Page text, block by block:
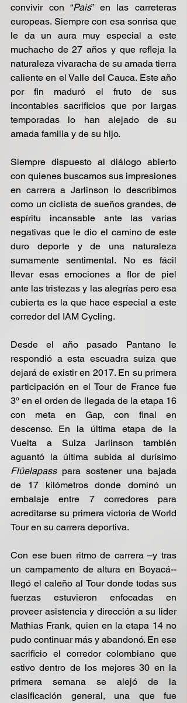
convivir con “Pais” en las carreteras
europeas. Siempre con esa sonrisa que
le da un aura muy especial a este
muchacho de 27 años y que refleja la
naturaleza vivaracha de su amada tierra
caliente en el Valle del Cauca. Este año
por fin maduró el fruto de sus
incontables sacrificios que por largas
temporadas lo han alejado de su
amada familia y de su hijo.
Siempre dispuesto al diálogo abierto
con quienes buscamos sus impresiones
en carrera a Jarlinson lo describimos
como un ciclista de sueños grandes, de
espíritu incansable ante las varias
negativas que le dio el camino de este
duro deporte y de una naturaleza
sumamente sentimental. No es fácil
llevar esas emociones a flor de piel
ante las tristezas y las alegrías pero esa
cubierta es la que hace especial a este
corredor del IAM Cycling.
Desde el año pasado Pantano le
respondió a esta escuadra suiza que
dejará de existir en 2017. En su primera
participación en el Tour de France fue
3º en el orden de llegada de la etapa 16
con meta en Gap, con final en
descenso. En la última etapa de la
Vuelta a Suiza Jarlinson también
Flüelapass para sostener una bajada
de 17 kilómetros donde dominó un
embalaje entre 7 corredores para
acreditarse su primera victoria de World
Tour en su carrera deportiva.
Con ese buen ritmo de carrera –y tras
un campamento de altura en Boyacá--
llegó el caleño al Tour donde todas sus
fuerzas estuvieron enfocadas en
proveer asistencia y dirección a su lider
Mathias Frank, quien en la etapa 14 no
pudo continuar más y abandonó. En ese
sacrificio el corredor colombiano que
estivo dentro de los mejores 30 en la
primera semana se alejó de la
clasificación general, una que fue